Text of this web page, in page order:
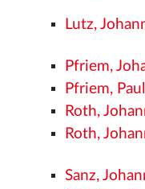
Lutz,
Pfriem,
Pfriem, Paul
Roth,
Roth,
Sanz,